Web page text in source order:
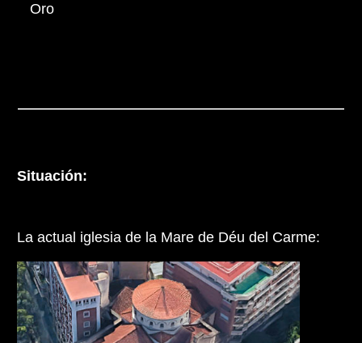
Oro
Situación:
La actual iglesia de la Mare de Déu del Carme: